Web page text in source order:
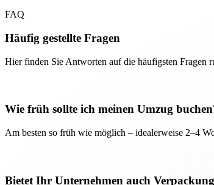
FAQ
Häufig gestellte Fragen
Hier finden Sie Antworten auf die häufigsten Fragen
Wie früh sollte ich meinen Umzug
Am besten so früh wie möglich – idealerweise 2–4
Bietet Ihr Unternehmen auch